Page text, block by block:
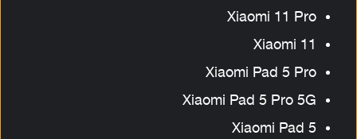
Xiaomi 11 Pro
Xiaomi 11
Xiaomi Pad 5 Pro
Xiaomi Pad 5 Pro 5G
Xiaomi Pad 5